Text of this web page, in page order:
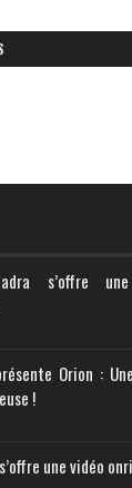
s’offre
Orion :
!
une vidéo